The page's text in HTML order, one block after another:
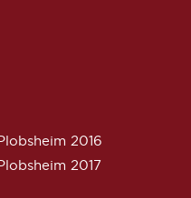
2016
2017